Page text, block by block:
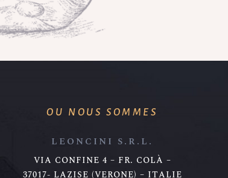
OU NOUS SOMMES
LEONCINI S.R.L.
VIA CONFINE 4 – FR. COLÀ –
37017- LAZISE (VERONE) – ITALIE